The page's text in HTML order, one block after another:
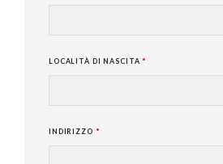
LOCALITÀ DI NASCITA *
INDIRIZZO *